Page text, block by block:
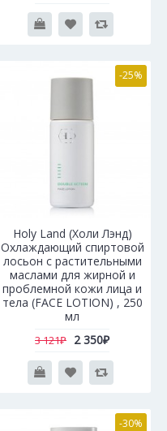
-25%
Holy Land (Холи Лэнд)
Охлаждающий спиртовой
лосьон с растительными
маслами для жирной и
проблемной кожи лица и
тела (FACE LOTION) , 250
мл
3 121₽ 2 350₽
-30%